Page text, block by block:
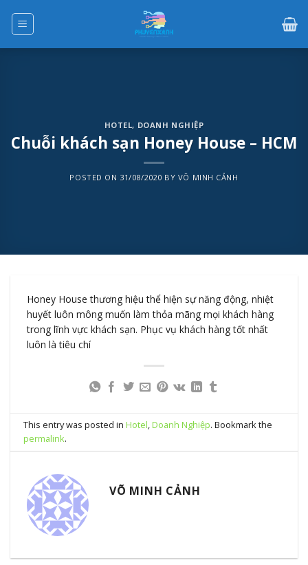
HOTEL, DOANH NGHIỆP
Chuỗi khách sạn Honey House – HCM
POSTED ON 31/08/2020 BY VÕ MINH CẢNH
Honey House thương hiệu thể hiện sự năng động, nhiệt
huyết luôn mông muốn làm thỏa mãng mọi khách hàng
trong lĩnh vực khách sạn. Phục vụ khách hàng tốt nhất
luôn là tiêu chí
This entry was posted inHotel,Doanh Nghiệp. Bookmark the
permalink.
VÕ MINH CẢNH